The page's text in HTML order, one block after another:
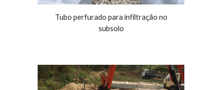
Tubo perfurado para infiltração no
subsolo